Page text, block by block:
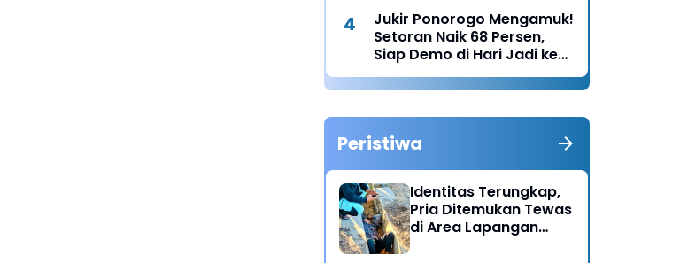
Jukir Ponorogo Mengamuk!
Setoran Naik 68 Persen,
Siap Demo di Hari Jadi ke-
530
Peristiwa
Identitas Terungkap,
Pria Ditemukan Tewas
di Area Lapangan